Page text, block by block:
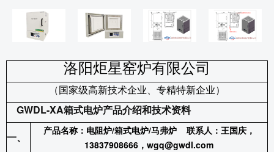
洛阳炬星窑炉有限公司
（国家级高新技术企业、专精特新企业）
GWDL-XA箱式电炉产品介绍和技术资料
一、
产品名称：电阻炉/箱式电炉/马弗炉 联系人：王国庆，
13837908666，wgq@gwdl.com